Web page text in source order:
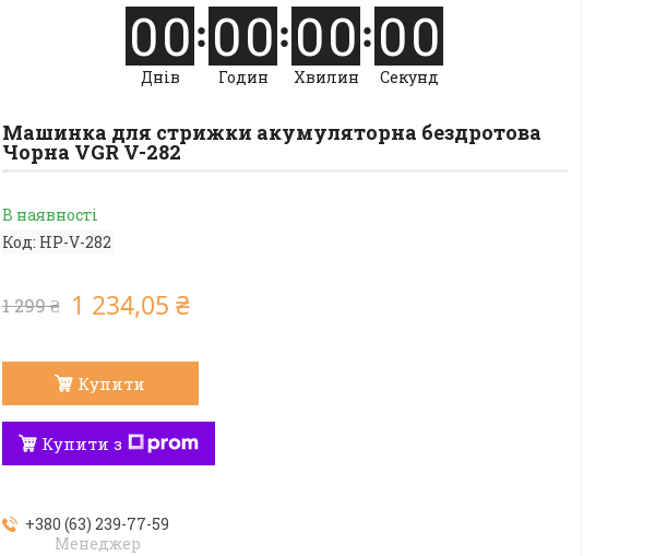
00
Днів
00
Годин
00
Хвилин
00
Секунд
Машинка для стрижки акумуляторна бездротова
Чорна VGR V-282
В наявності
Код: HP-V-282
1 299 ₴ 1 234,05 ₴
Купити
Купити з
+380 (63) 239-77-59
Менеджер